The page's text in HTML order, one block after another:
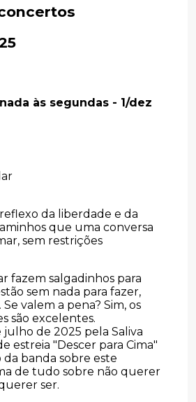
às segundas - 1/dez
da liberdade e da
que uma conversa
sem restrições
fazem salgadinhos para
sem nada para fazer,
valem a pena? Sim, os
são excelentes.
julho de 2025 pela Saliva
estreia "Descer para Cima"
banda sobre este
de tudo sobre não querer
ser.